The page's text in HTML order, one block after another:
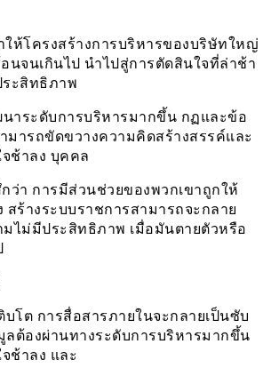
ให้โครงสร้างการบริหารของบริษัทใหญ่
นจนเกินไป นำไปสู่การตัดสินใจที่ล่าช้า
ะสิทธิภาพ
าระดับการบริหารมากขึ้น กฏและข้อ
ารถขัดขวางความคิดสร้างสรรค์และ
ช้าลง บุคคล
ว่า การมีส่วนช่วยของพวกเขาถูกให้
ร้างระบบราชการสามารถจะกลาย
ไม่มีประสิทธิภาพ เมื่อมันตายตัวหรือ
บโต การสื่อสารภายในจะกลายเป็นซับ
ต้องผ่านทางระดับการบริหารมากขึ้น
ช้าลง และ